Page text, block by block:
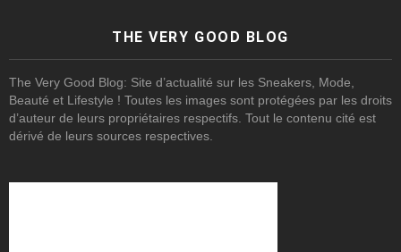
THE VERY GOOD BLOG
The Very Good Blog: Site d’actualité sur les Sneakers, Mode,
Beauté et Lifestyle ! Toutes les images sont protégées par les droits
d’auteur de leurs propriétaires respectifs. Tout le contenu cité est
dérivé de leurs sources respectives.